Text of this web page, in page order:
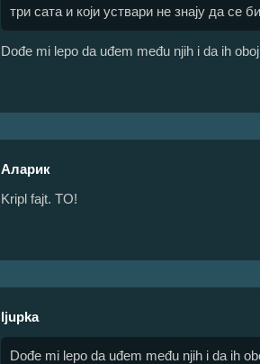
три сата и који уствари не знају да се
Dođe mi lepo da uđem među njih i da ih
Аларик
Kripl fajt. TO!
ljupka
Dođe mi lepo da uđem među njih i da ih